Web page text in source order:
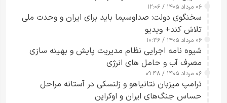
۰۶ مرداد ۱۴۰۵ / ۱۲:۰۶
سخنگوی دولت: صداوسیما باید برای ایران و وحدت ملی
تلاش کند+ ویدیو
۰۶ مرداد ۱۴۰۵ / ۱۰:۳۶
شیوه نامه اجرایی نظام مدیریت پایش و بهینه سازی
مصرف آب و حامل های انرژی
۰۶ مرداد ۱۴۰۵ / ۰۹:۴۸
ترامپ میزبان نتانیاهو و زلنسکی در آستانه مراحل
حساس جنگ‌های ایران و اوکراین